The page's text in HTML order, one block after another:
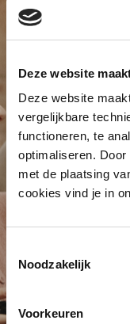
Deze website
Deze website
vergelijkbare
functioneren, te
optimaliseren. Door
met de plaatsing
cookies vind je in
Noodzakelijk
Voorkeuren